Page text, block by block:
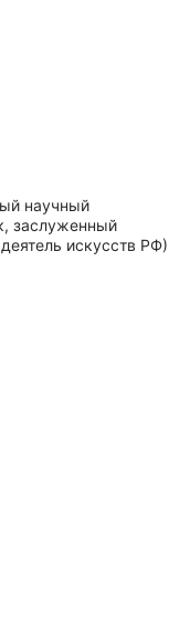
научный
заслуженный
искусств РФ)